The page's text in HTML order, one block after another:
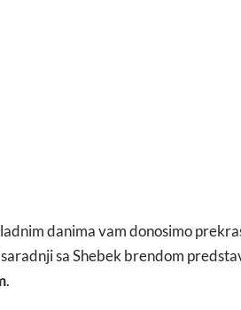
danima vam donosimo
sa Shebek brendom
.